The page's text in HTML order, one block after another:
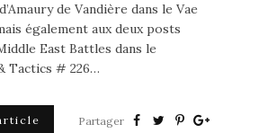
de Vandière dans le Vae
également aux deux posts
East Battles dans le
Tactics # 226…
Partager